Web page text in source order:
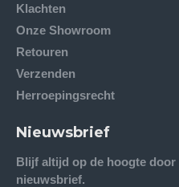
Klachten
Onze Showroom
Retouren
Verzenden
Herroepingsrecht
Nieuwsbrief
Blijf altijd op de hoogte door
nieuwsbrief.